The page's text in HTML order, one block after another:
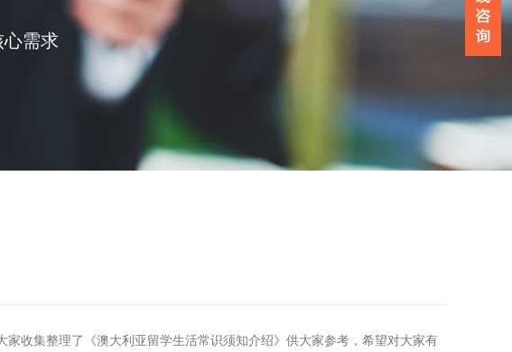
需求
收集整理了《澳大利亚留学生活常识须知介绍》供大家参考，希望对大家有